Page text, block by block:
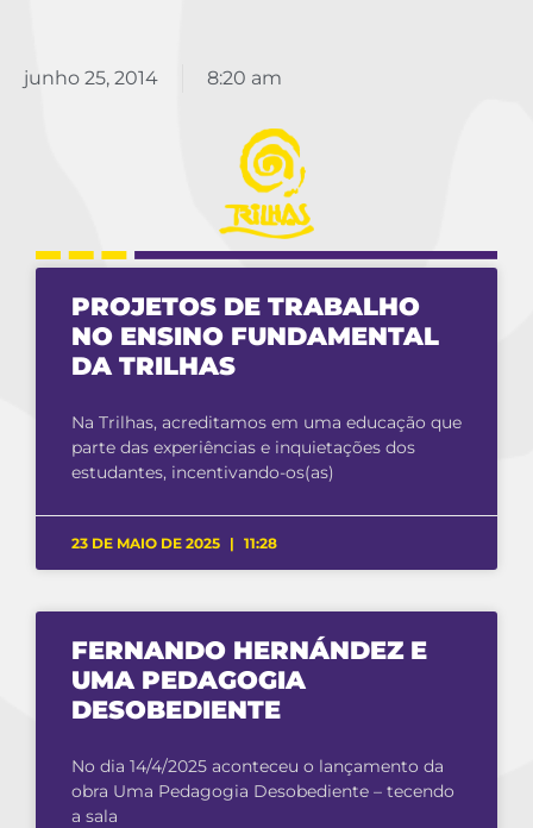
junho 25, 2014 8:20 am
PROJETOS DE TRABALHO
NO ENSINO FUNDAMENTAL
DA TRILHAS
Na Trilhas, acreditamos em uma educação que
parte das experiências e inquietações dos
estudantes, incentivando-os(as)
23 DE MAIO DE 2025 11:28
FERNANDO HERNÁNDEZ E
UMA PEDAGOGIA
DESOBEDIENTE
No dia 14/4/2025 aconteceu o lançamento da
obra Uma Pedagogia Desobediente – tecendo
a sala